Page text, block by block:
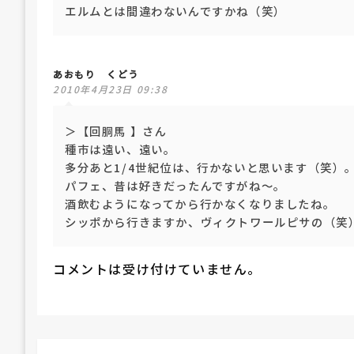
エルムとは間違わないんですかね（笑）
あおもり くどう
2010年4月23日 09:38
＞【回胴馬 】さん
種市は遠い、遠い。
多分あと1/4世紀位は、行かないと思います（笑）
パフェ、昔は好きだったんですがね～。
酒飲むようになってから行かなくなりましたね。
シッポから行きますか、ヴィクトワールピサの（笑
コメントは受け付けていません。